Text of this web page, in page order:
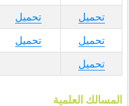
تحميل
تحميل
تحميل
تحميل
تحميل
المسالك العلمية